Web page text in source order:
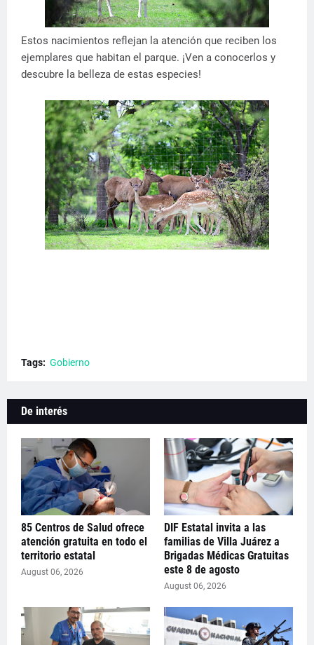
Estos nacimientos reflejan la atención que reciben los
ejemplares que habitan el parque. ¡Ven a conocerlos y
descubre la belleza de estas especies!
Tags: Gobierno
De interés
85 Centros de Salud ofrece
atención gratuita en todo el
territorio estatal
August 06, 2026
DIF Estatal invita a las
familias de Villa Juárez a
Brigadas Médicas Gratuitas
este 8 de agosto
August 06, 2026